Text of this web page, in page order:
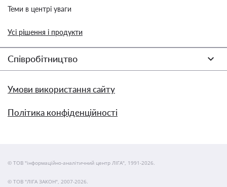
Теми в центрі уваги
Усі рішення і продукти
Співробітництво
Умови використання сайту
Політика конфіденційності
© ТОВ "інформаційно-аналітичний центр ЛІГА", 1991-2026.
© ТОВ "ЛІГА ЗАКОН", 2007-2026.